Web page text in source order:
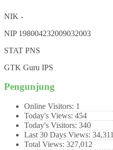
NIK -
NIP 198004232009032003
STAT PNS
GTK Guru IPS
Pengunjung
Online Visitors: 1
Today's Views: 454
Today's Visitors: 340
Last 30 Days Views: 34,311
Total Views: 327,012